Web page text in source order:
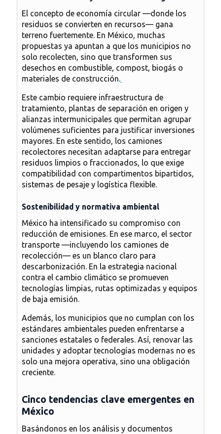
El concepto de economía circular —donde los
residuos se convierten en recursos— gana
terreno fuertemente. En México, muchas
propuestas ya apuntan a que los municipios no
solo recolecten, sino que transformen sus
desechos en combustible, compost, biogás o
materiales de construcción.
Este cambio requiere infraestructura de
tratamiento, plantas de separación en origen y
alianzas intermunicipales que permitan agrupar
volúmenes suficientes para justificar inversiones
mayores. En este sentido, los camiones
recolectores necesitan adaptarse para entregar
residuos limpios o fraccionados, lo que exige
compatibilidad con compartimentos bipartidos,
sistemas de pesaje y logística flexible.
Sostenibilidad y normativa ambiental
México ha intensificado su compromiso con
reducción de emisiones. En ese marco, el sector
transporte —incluyendo los camiones de
recolección— es un blanco claro para
descarbonización. En la estrategia nacional
contra el cambio climático se promueven
tecnologías limpias, rutas optimizadas y equipos
de baja emisión.
Además, los municipios que no cumplan con los
estándares ambientales pueden enfrentarse a
sanciones estatales o federales. Así, renovar las
unidades y adoptar tecnologías modernas no es
solo una mejora operativa, sino una obligación
creciente.
Cinco tendencias clave emergentes en
México
Basándonos en los análisis y documentos